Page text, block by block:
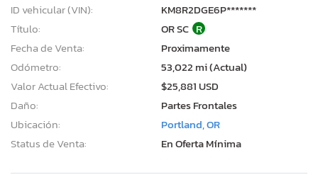
ID vehicular (VIN):
KM8R2DGE6P*******
Título:
OR SC R
Fecha de Venta:
Proximamente
Odómetro:
53,022 mi (Actual)
Valor Actual Efectivo:
$25,881 USD
Daño:
Partes Frontales
Ubicación:
Portland, OR
Status de Venta:
En Oferta Mínima